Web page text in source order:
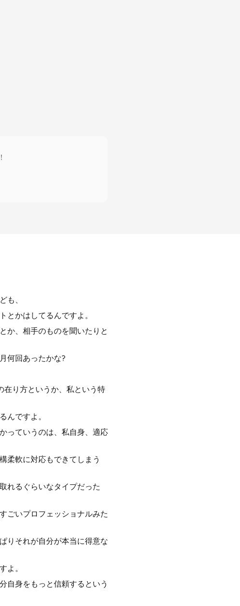
も、
とかはしてるんですよ。
か、相手のものを聞いたりと
何回あったかな?
在り方というか、私という特
んですよ。
っていうのは、私自身、適応
柔軟に対応もできてしまう
れるぐらいなタイプだった
ごいプロフェッショナルみた
りそれが自分が本当に得意な
よ。
自身をもっと信頼するという